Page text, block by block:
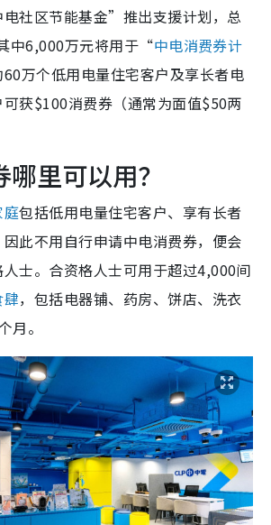
社区节能基金”推出支援计划，总
中6,000万元将用于“中电消费券计
万个低用电量住宅客户及享长者电
获$100消费券（通常为面值$50两
里可以用？
庭包括低用电量住宅客户、享有长者
此不用自行申请中电消费券，便会
士。合资格人士可用于超过4,000间
，包括电器铺、药房、饼店、洗衣
月。